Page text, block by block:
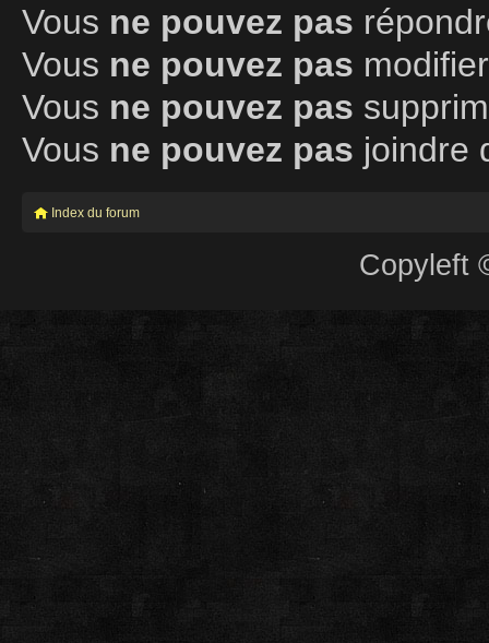
Vous ne pouvez pas
Vous ne pouvez pas
Vous ne pouvez pas
Vous ne pouvez pas joindre
Index du forum
Copyleft